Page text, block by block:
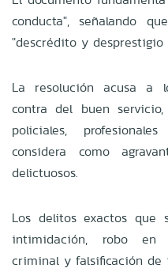
conducta", señalando
"descrédito y
La resolución acusa a
contra del buen
policiales,
considera como
delictuosos.
Los delitos exactos que
intimidación, robo en
criminal y falsificación de